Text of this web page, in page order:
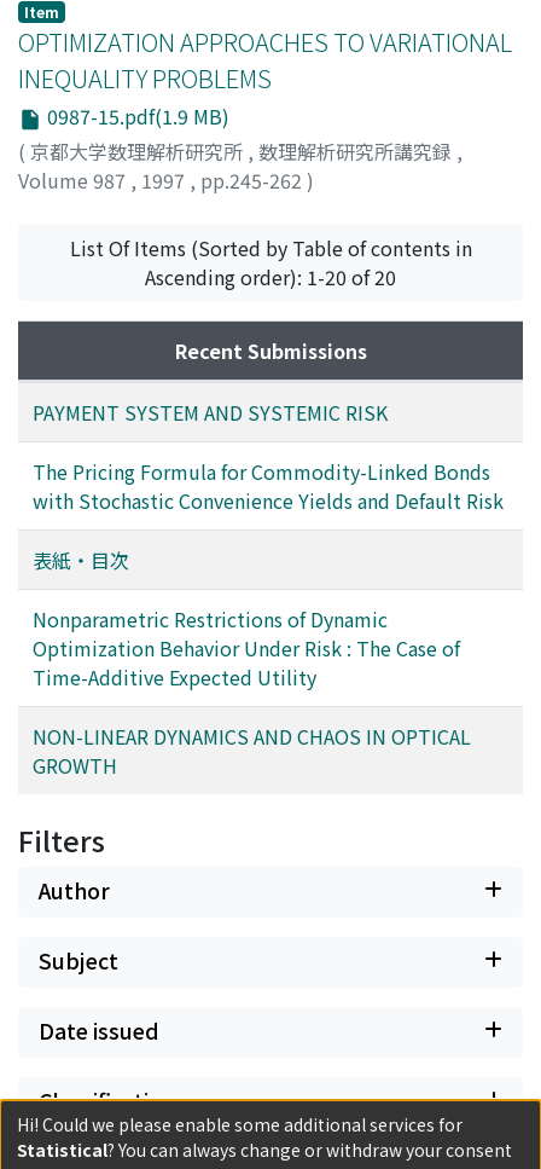
Item
OPTIMIZATION APPROACHES TO VARIATIONAL
INEQUALITY PROBLEMS
0987-15.pdf(1.9 MB)
( 京都大学数理解析研究所 , 数理解析研究所講究録 ,
Volume 987 , 1997 , pp.245-262 )
List Of Items (Sorted by Table of contents in
Ascending order): 1-20 of 20
Recent Submissions
PAYMENT SYSTEM AND SYSTEMIC RISK
The Pricing Formula for Commodity-Linked Bonds
with Stochastic Convenience Yields and Default Risk
表紙・目次
Nonparametric Restrictions of Dynamic
Optimization Behavior Under Risk : The Case of
Time-Additive Expected Utility
NON-LINEAR DYNAMICS AND CHAOS IN OPTICAL
GROWTH
Filters
Author
Subject
Date issued
Classification
Hi! Could we please enable some additional services for
Statistical? You can always change or withdraw your consent